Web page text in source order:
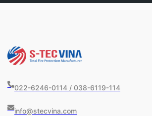
022-6246-0114 / 038-6119-114
info@stecvina.com